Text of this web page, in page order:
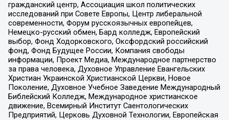
гражданский центр, Ассоциация школ политических
исследований при Совете Европы, Центр либеральной
современности, Форум русскоязычных европейцев,
Немецко-русский обмен, Бард колледж, Европейский
выбор, Фонд Ходорковского, Оксфордский российский
фонд, Фонд Будущее России, Компания свободы
информации, Проект Медиа, Международное партнерство
за права человека, Духовное Управление Евангельских
Христиан Украинской Христианской Церкви, Новое
Поколение, Духовное Учебное Заведение Международный
Библейский Колледж, Международное христианское
движение, Всемирный Институт Саентологических
Предприятий, Церковь Духовной Технологии, Европейская